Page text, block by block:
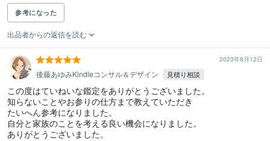
参考になった
出品者からの返信を読む
2023年8月12日
後藤あゆみKindleコンサル＆デザイン 見積り相談
この度はていねいな鑑定をありがとうございました。
知らないことやお参りの仕方まで教えていただき
たいへん参考になりました。
自分と家族のことを考える良い機会になりました。
ありがとうございました。